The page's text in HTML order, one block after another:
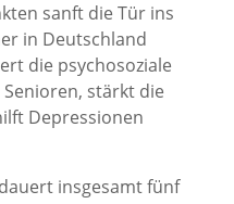
sanft die Tür ins
in Deutschland
die psychosoziale
stärkt die
Depressionen
insgesamt fünf